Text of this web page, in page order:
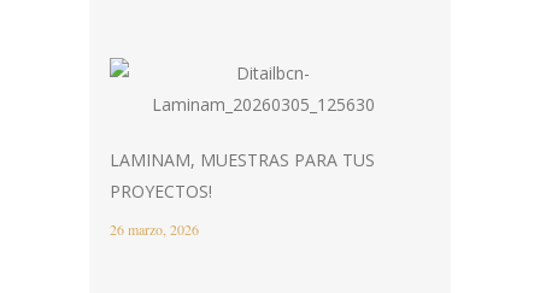
LAMINAM, MUESTRAS PARA TUS
PROYECTOS!
26 marzo, 2026